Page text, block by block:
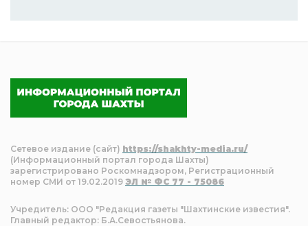
Сетевое издание (сайт) https://shakhty-media.ru/
(Информационный портал города Шахты)
зарегистрировано Роскомнадзором, Регистрационный
номер СМИ от 19.02.2019 ЭЛ № ФС 77 - 75086
Учредитель: ООО "Редакция газеты "Шахтинские известия".
Главный редактор: Б.А.Севостьянова.